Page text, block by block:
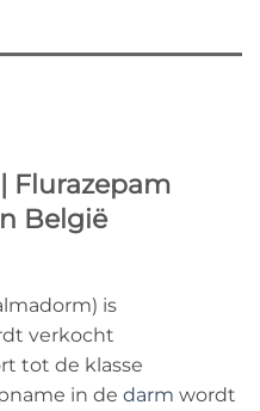
Flurazepam
België
is
verkocht
tot de klasse
in de darm wordt